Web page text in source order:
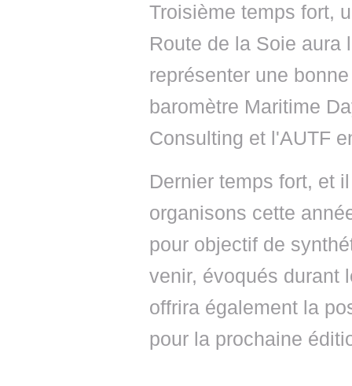
Troisième temps fort,
Route de la Soie aura
représenter une
baromètre Maritime
Consulting et l'AUTF
Dernier temps fort, et
organisons cette
pour objectif de
venir, évoqués durant
offrira également la
pour la prochaine